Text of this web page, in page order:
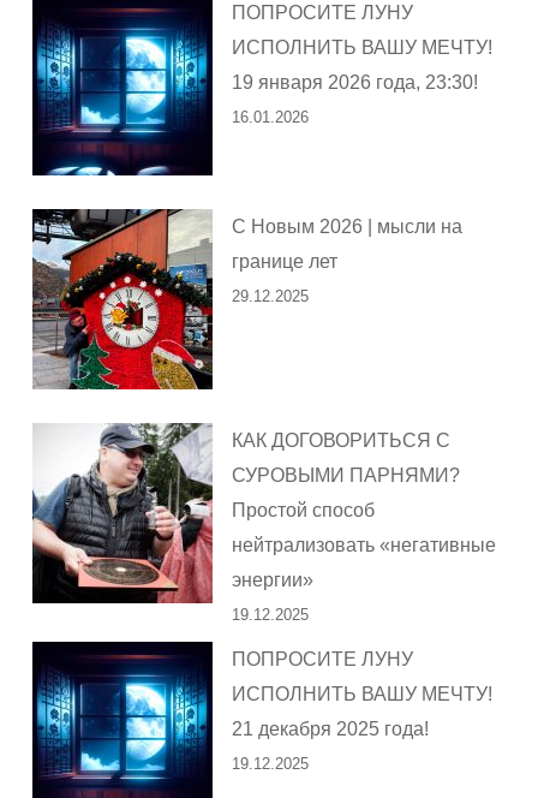
ПОПРОСИТЕ ЛУНУ
ИСПОЛНИТЬ ВАШУ МЕЧТУ!
19 января 2026 года, 23:30!
16.01.2026
С Новым 2026 | мысли на
границе лет
29.12.2025
КАК ДОГОВОРИТЬСЯ С
СУРОВЫМИ ПАРНЯМИ?
Простой способ
нейтрализовать «негативные
энергии»
19.12.2025
ПОПРОСИТЕ ЛУНУ
ИСПОЛНИТЬ ВАШУ МЕЧТУ!
21 декабря 2025 года!
19.12.2025